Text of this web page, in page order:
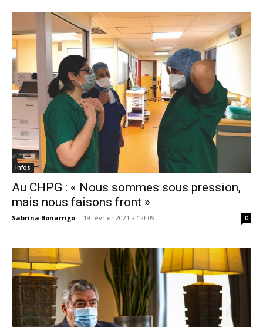
Infos
Au CHPG : « Nous sommes sous pression,
mais nous faisons front »
Sabrina Bonarrigo - 19 février 2021 à 12h09 0